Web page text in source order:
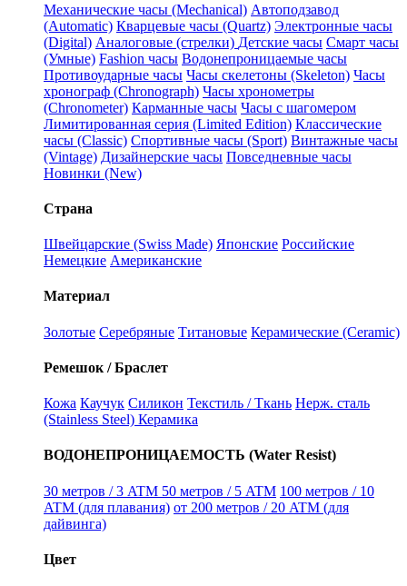
Механические часы (Mechanical) Автоподзавод
(Automatic) Кварцевые часы (Quartz) Электронные часы
(Digital) Аналоговые (стрелки) Детские часы Смарт часы
(Умные) Fashion часы Водонепроницаемые часы
Противоударные часы Часы скелетоны (Skeleton) Часы
хронограф (Chronograph) Часы хронометры
(Chronometer) Карманные часы Часы с шагомером
Лимитированная серия (Limited Edition) Классические
часы (Classic) Спортивные часы (Sport) Винтажные часы
(Vintage) Дизайнерские часы Повседневные часы
Новинки (New)
Страна
Швейцарские (Swiss Made) Японские Российские
Немецкие Американские
Материал
Золотые Серебряные Титановые Керамические (Ceramic)
Ремешок / Браслет
Кожа Каучук Силикон Текстиль / Ткань Нерж. сталь
(Stainless Steel) Керамика
ВОДОНЕПРОНИЦАЕМОСТЬ (Water Resist)
30 метров / 3 ATM 50 метров / 5 ATM 100 метров / 10
ATM (для плавания) от 200 метров / 20 ATM (для
дайвинга)
Цвет